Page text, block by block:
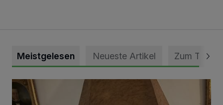
Meistgelesen Neueste Artikel Zum Thema
„Loss dir nix jefalle“ in 7 Tage 1 Song